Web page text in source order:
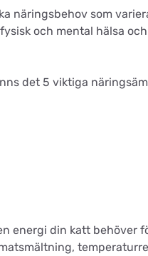
näringsbehov som
och mental hälsa och
det 5 viktiga
energi din katt behöver